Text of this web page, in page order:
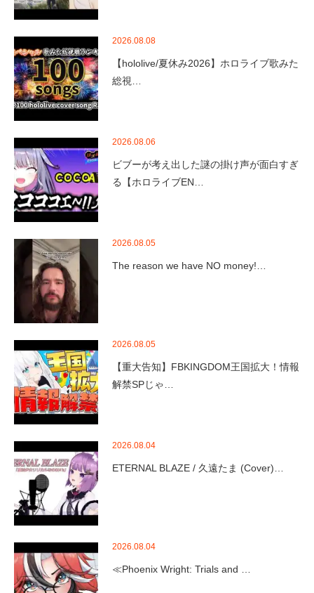
2026.08.08
【hololive/夏休み2026】ホロライブ歌みた
総視…
2026.08.06
ビブーが考え出した謎の掛け声が面白すぎ
る【ホロライブEN…
2026.08.05
The reason we have NO money!…
2026.08.05
【重大告知】FBKINGDOM王国拡大！情報
解禁SPじゃ…
2026.08.04
ETERNAL BLAZE / 久遠たま (Cover)…
2026.08.04
≪Phoenix Wright: Trials and …